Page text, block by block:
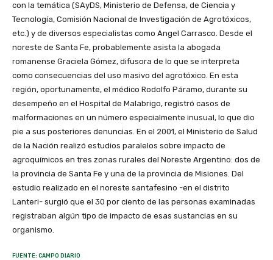
con la temática (SAyDS, Ministerio de Defensa, de Ciencia y
Tecnología, Comisión Nacional de Investigación de Agrotóxicos,
etc.) y de diversos especialistas como Angel Carrasco. Desde el
noreste de Santa Fe, probablemente asista la abogada
romanense Graciela Gómez, difusora de lo que se interpreta
como consecuencias del uso masivo del agrotóxico. En esta
región, oportunamente, el médico Rodolfo Páramo, durante su
desempeño en el Hospital de Malabrigo, registró casos de
malformaciones en un número especialmente inusual, lo que dio
pie a sus posteriores denuncias. En el 2001, el Ministerio de Salud
de la Nación realizó estudios paralelos sobre impacto de
agroquímicos en tres zonas rurales del Noreste Argentino: dos de
la provincia de Santa Fe y una de la provincia de Misiones. Del
estudio realizado en el noreste santafesino -en el distrito
Lanteri- surgió que el 30 por ciento de las personas examinadas
registraban algún tipo de impacto de esas sustancias en su
organismo.
FUENTE: CAMPO DIARIO